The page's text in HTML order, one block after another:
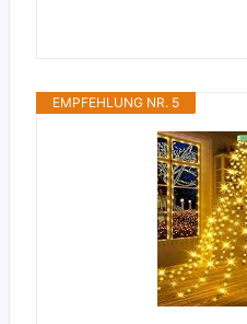
EMPFEHLUNG NR. 5